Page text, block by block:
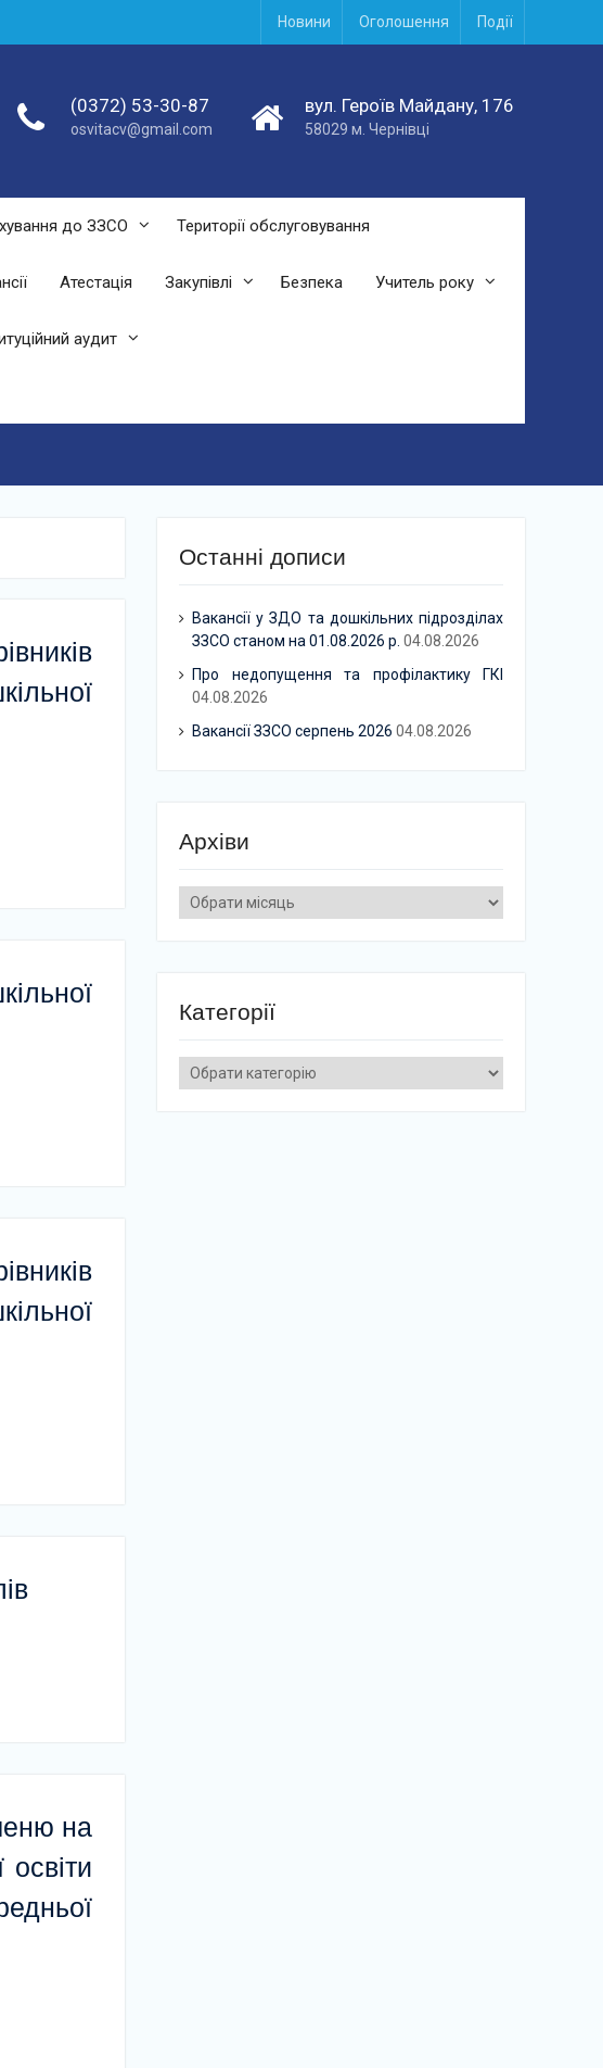
Новини Оголошення Події
(0372) 53-30-87
osvitacv@gmail.com
вул. Героїв Майдану, 176
58029 м. Чернівці
до ЗЗСО Території обслуговування
Атестація Закупівлі Безпека Учитель року
аудит
на
Останні дописи
Вакансії у ЗДО та дошкільних підрозділах
ЗЗСО станом на 01.08.2026 р. 04.08.2026
Про недопущення та профілактику ГКІ
04.08.2026
Вакансії ЗЗСО серпень 2026 04.08.2026
Архіви
Архіви
Категорії
Категорії